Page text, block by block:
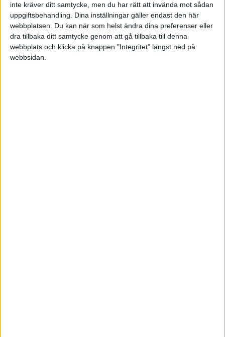
inte kräver ditt samtycke, men du har rätt att invända mot sådan
uppgiftsbehandling. Dina inställningar gäller endast den här
webbplatsen. Du kan när som helst ändra dina preferenser eller
dra tillbaka ditt samtycke genom att gå tillbaka till denna
webbplats och klicka på knappen "Integritet" längst ned på
webbsidan.
ccsjostedt:
Vi har blivit kontaktade av en finansiell rådgivare som vill
hjälpa oss med placeringarna?
Spring!